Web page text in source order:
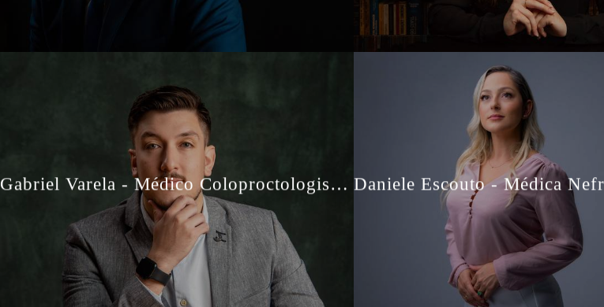
Gabriel Varela - Médico Coloproctologista - Retratos Profissionais